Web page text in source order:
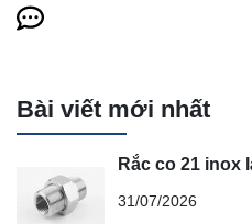
Bài viết mới nhất
Rắc co 21 inox
31/07/2026